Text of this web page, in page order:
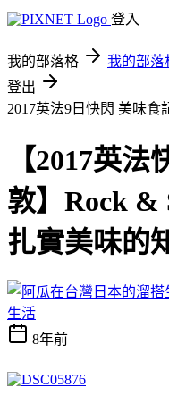
登入
我的部落格 我的部落
登出
2017英法9日快閃 美味食
【2017英
敦】Rock &
扎實美味的
生活
8年前